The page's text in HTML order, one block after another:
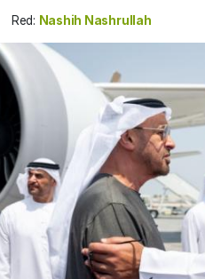
Red: Nashih Nashrullah